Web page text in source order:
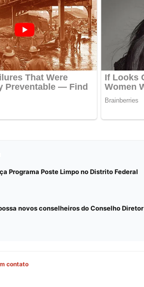
Programa Poste Limpo no Distrito Federal
novos conselheiros do Conselho Diretor
contato